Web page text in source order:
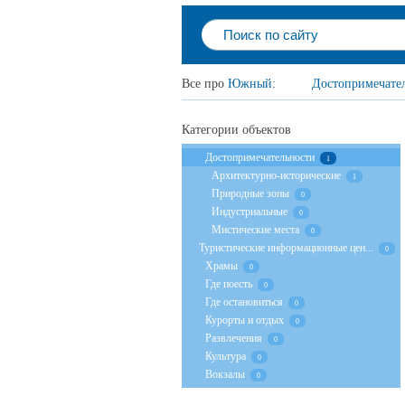
Все про Южный:
Категории объектов
Достопримечательности 1
Архитектурно-исторические 1
Природные зоны 0
Индустриальные 0
Мистические места 0
Туристические информационные цен... 0
Храмы 0
Где поесть 0
Где остановиться 0
Курорты и отдых 0
Развлечения 0
Культура 0
Вокзалы 0